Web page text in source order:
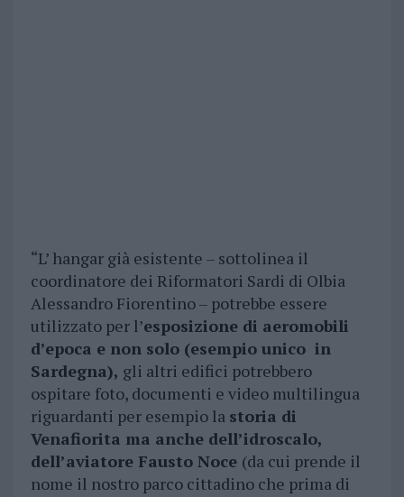
“L’ hangar già esistente – sottolinea il
coordinatore dei Riformatori Sardi di Olbia
Alessandro Fiorentino – potrebbe essere
utilizzato per l’esposizione di aeromobili
d’epoca e non solo (esempio unico in
Sardegna), gli altri edifici potrebbero
ospitare foto, documenti e video multilingua
riguardanti per esempio la storia di
Venafiorita ma anche dell’idroscalo,
dell’aviatore Fausto Noce (da cui prende il
nome il nostro parco cittadino che prima di